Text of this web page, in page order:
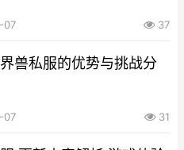
07 37
兽私服的优势与挑战分
07 31